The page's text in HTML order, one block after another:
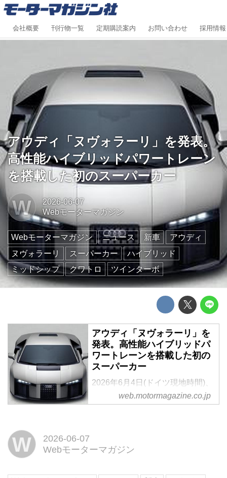
会社概要 刊行物一覧 定期購読案内 お問い合わせ 採用情報
アウディ「ヌヴォラーリ」を発表。
高性能ハイブリッドパワートレーン
を搭載した初のスーパーカー
W
2026-06-07
Webモーターマガジン
Webモーターマガジン ニュース 新車
アウディ
ヌヴォラーリ
スーパーカー
ハイブリッド
ミッドシップ
クワトロ ツインターボ
アウディ「ヌヴォラーリ」を
発表。高性能ハイブリッドパ
ワートレーンを搭載した初の
スーパーカー
2026年6月4日(ドイツ現地時間)、
アウディAGは高性能ハイブリッ
ドパワートレーンを搭載した初の
からを予定している。
web.motormagazine.co.jp
W
2026-06-07
Webモーターマガジン